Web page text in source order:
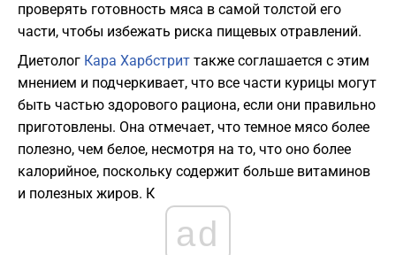
проверять готовность мяса в самой толстой его
части, чтобы избежать риска пищевых отравлений.
Диетолог Кара Харбстрит также соглашается с этим
мнением и подчеркивает, что все части курицы могут
быть частью здорового рациона, если они правильно
приготовлены. Она отмечает, что темное мясо более
полезно, чем белое, несмотря на то, что оно более
калорийное, поскольку содержит больше витаминов
и полезных жиров. К
ad